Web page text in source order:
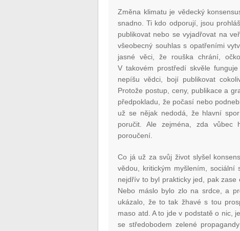
Změna klimatu je vědecký
snadno. Ti kdo odporují, jsou
publikovat nebo se vyjadřovat na
všeobecný souhlas s opatřeními
jasné věci, že rouška chrání,
V takovém prostředí skvěle
nepíšu vědci, bojí publikovat
Protože postup, ceny, publikace a
předpokladu, že počasí nebo
už se nějak nedodá, že hlavní
poručit. Ale zejména, zda vůbec
poroučení.
Co já už za svůj život slyšel
vědou, kritickým myšlením, sociální
nejdřív to byl prakticky jed, pak
Nebo máslo bylo zlo na srdce, a
ukázalo, že to tak žhavé s tou
maso atd. A to jde v podstatě o nic,
se středobodem zelené